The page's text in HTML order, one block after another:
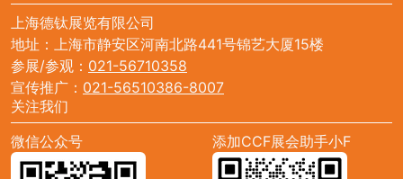
上海德钛展览有限公司
地址：上海市静安区河南北路441号锦艺大厦15楼
参展/参观： 021-56710358
宣传推广： 021-56510386-8007
关注我们
微信公众号
添加CCF展会助手小F